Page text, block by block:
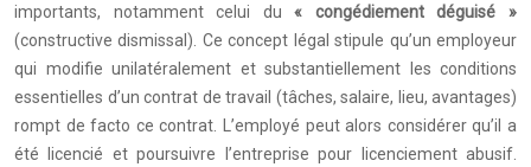
importants, notamment celui du« congédiement déguisé »
(constructive dismissal). Ce concept légal stipule qu’un employeur
qui modifie unilatéralement et substantiellement les conditions
essentielles d’un contrat de travail (tâches, salaire, lieu, avantages)
rompt de facto ce contrat. L’employé peut alors considérer qu’il a
été licencié et poursuivre l’entreprise pour licenciement abusif.